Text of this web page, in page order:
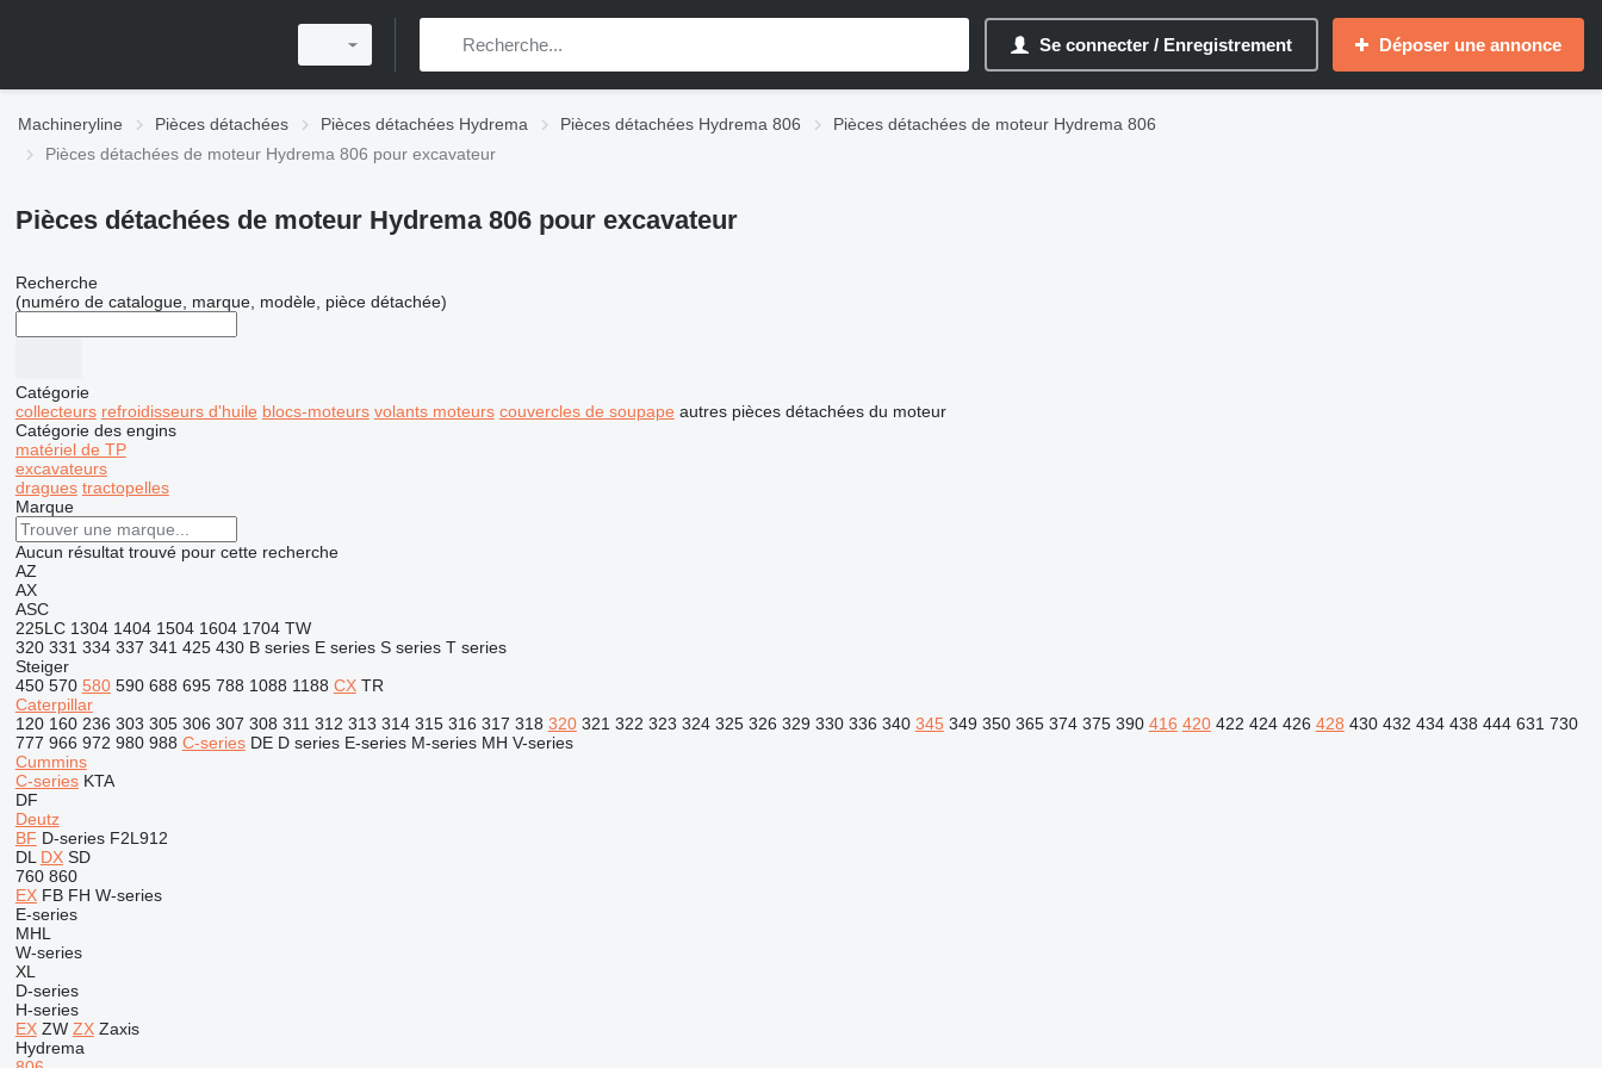
Se connecter / Enregistrement Déposer une annonce
Machineryline Pièces détachées Pièces détachées Hydrema Pièces détachées Hydrema 806
Pièces détachées de moteur Hydrema 806
Pièces détachées de moteur Hydrema 806 pour excavateur
Pièces détachées de moteur Hydrema 806 pour excavateur
Recherche
(numéro de catalogue, marque, modèle, pièce détachée)
Catégorie
collecteurs refroidisseurs d'huile blocs-moteurs volants moteurs couvercles de soupape autres pièces détachées du moteur
Catégorie des engins
matériel de TP
excavateurs
dragues tractopelles
Marque
Aucun résultat trouvé pour cette recherche
AZ
AX
ASC
225LC 1304 1404 1504 1604 1704 TW
320 331 334 337 341 425 430 B series E series S series T series
Steiger
450 570 580 590 688 695 788 1088 1188 CX TR
Caterpillar
120 160 236 303 305 306 307 308 311 312 313 314 315 316 317 318 320 321 322 323 324 325 326 329 330 336 340 345 349 350 365 374 375 390 416 420 422 424 426 428 430 432 434 438 444 631 730
777 966 972 980 988 C-series DE D series E-series M-series MH V-series
Cummins
C-series KTA
DF
Deutz
BF D-series F2L912
DL DX SD
760 860
EX FB FH W-series
E-series
MHL
W-series
XL
D-series
H-series
EX ZW ZX Zaxis
Hydrema